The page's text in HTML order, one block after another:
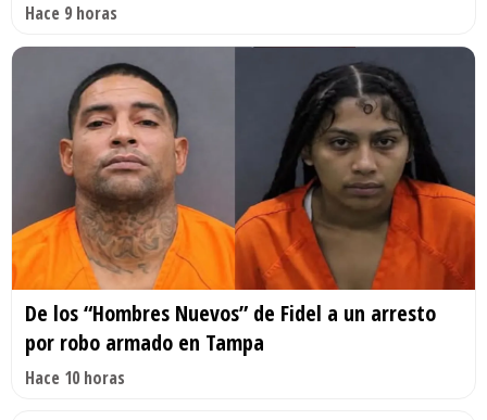
Hace 9 horas
De los “Hombres Nuevos” de Fidel a un arresto
por robo armado en Tampa
Hace 10 horas